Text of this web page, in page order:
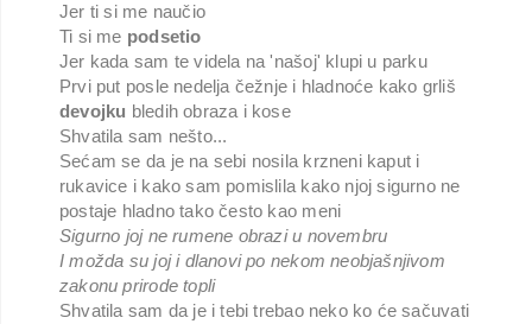
Jer ti si me naučio
Ti si me podsetio
Jer kada sam te videla na 'našoj' klupi u parku
Prvi put posle nedelja čežnje i hladnoće kako grliš
devojku bledih obraza i kose
Shvatila sam nešto...
Sećam se da je na sebi nosila krzneni kaput i
rukavice i kako sam pomislila kako njoj sigurno ne
postaje hladno tako često kao meni
Sigurno joj ne rumene obrazi u novembru
I možda su joj i dlanovi po nekom neobjašnjivom
zakonu prirode topli
Shvatila sam da je i tebi trebao neko ko će sačuvati